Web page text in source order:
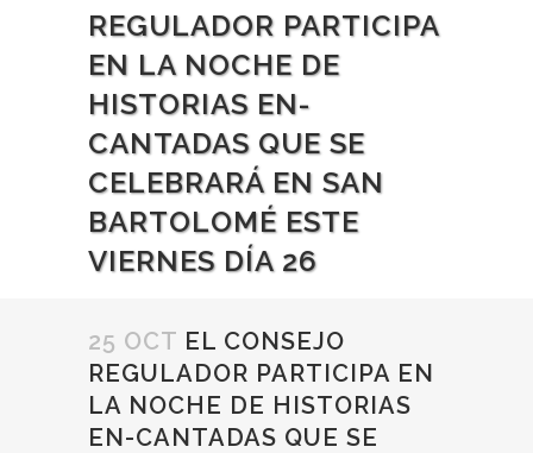
REGULADOR PARTICIPA
EN LA NOCHE DE
HISTORIAS EN-
CANTADAS QUE SE
CELEBRARÁ EN SAN
BARTOLOMÉ ESTE
VIERNES DÍA 26
25 OCT EL CONSEJO
REGULADOR PARTICIPA EN
LA NOCHE DE HISTORIAS
EN-CANTADAS QUE SE